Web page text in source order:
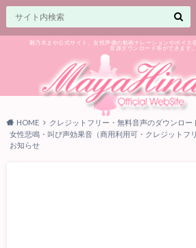
雛乃木まや公式サイト。女性声優の動画ナレーションやボイス
音源ダウンロード等ができます。
HOME
クレジットフリー・無料音声のダウンロー
女性悲鳴・叫び声効果音（商用利用可・クレジットフ
お知らせ